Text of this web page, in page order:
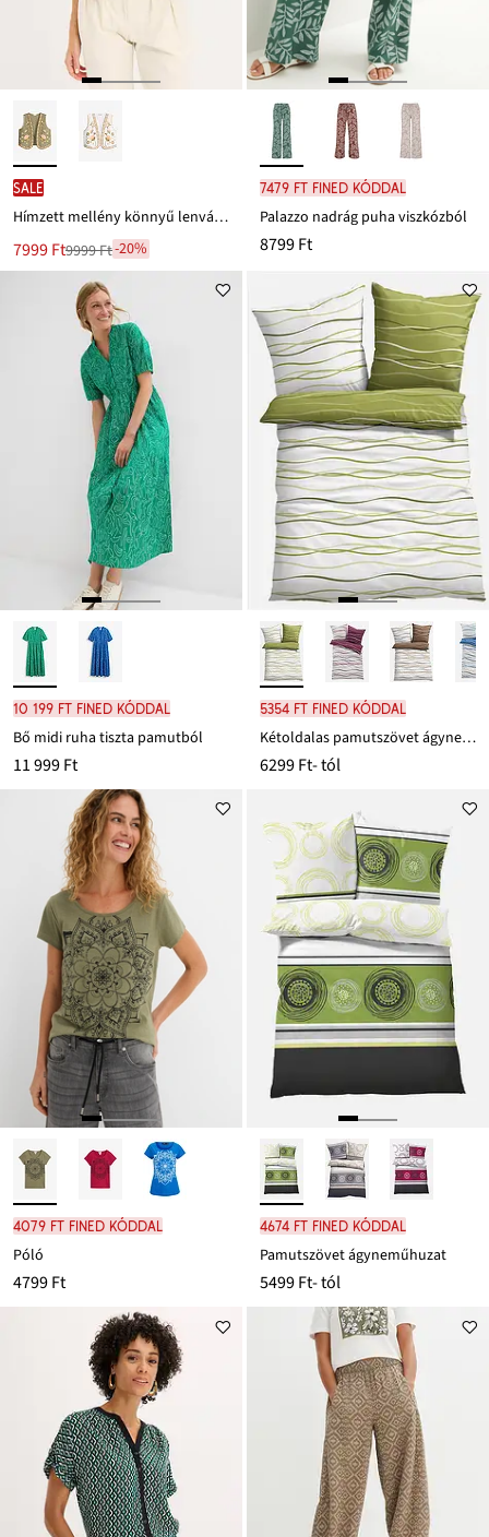
SALE
Hímzett mellény könnyű lenvászon-keverékből
Új
ár
7999 Ft
Leárazva9999 Ft-20%
7479 Ft FINED kóddal
Palazzo nadrág puha viszkózból
8799 Ft
10 199 Ft FINED kóddal
Bő midi ruha tiszta pamutból
11 999 Ft
5354 Ft FINED kóddal
Kétoldalas pamutszövet ágyneműhuzat
6299 Ft- tól
4079 Ft FINED kóddal
Póló
4799 Ft
4674 Ft FINED kóddal
Pamutszövet ágyneműhuzat
5499 Ft- tól